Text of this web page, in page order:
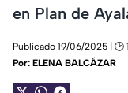
en Plan de
Publicado 19/06/2025 | 🕑
Por: ELENA BALCÁZAR